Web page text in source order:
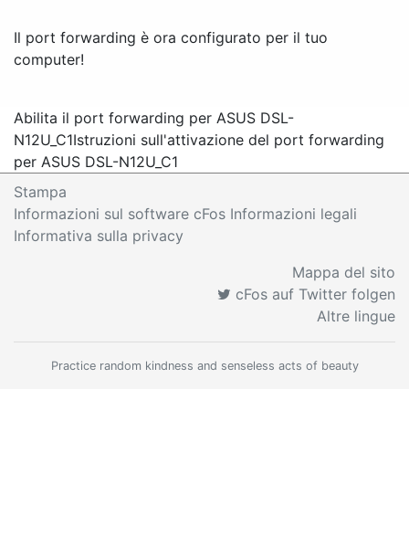
Il port forwarding è ora configurato per il tuo
computer!
Abilita il port forwarding per ASUS DSL-
N12U_C1Istruzioni sull'attivazione del port forwarding
per ASUS DSL-N12U_C1
Stampa
Informazioni sul software cFos Informazioni legali
Informativa sulla privacy
Mappa del sito
cFos auf Twitter folgen
Altre lingue
Practice random kindness and senseless acts of beauty